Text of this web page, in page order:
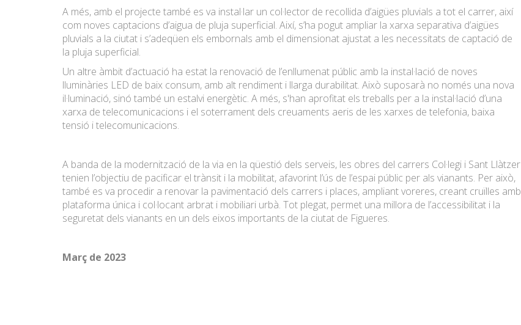
A més, amb el projecte també es va instal·lar un col·lector de recollida d’aigües pluvials a tot el carrer, així
com noves captacions d’aigua de pluja superficial. Així, s’ha pogut ampliar la xarxa separativa d’aigües
pluvials a la ciutat i s’adeqüen els embornals amb el dimensionat ajustat a les necessitats de captació de
la pluja superficial.
Un altre àmbit d’actuació ha estat la renovació de l’enllumenat públic amb la instal·lació de noves
lluminàries LED de baix consum, amb alt rendiment i llarga durabilitat. Això suposarà no només una nova
il·luminació, sinó també un estalvi energètic. A més, s'han aprofitat els treballs per a la instal·lació d’una
xarxa de telecomunicacions i el soterrament dels creuaments aeris de les xarxes de telefonia, baixa
tensió i telecomunicacions.
A banda de la modernització de la via en la qüestió dels serveis, les obres del carrers Col·legi i Sant Llàtzer
tenien l’objectiu de pacificar el trànsit i la mobilitat, afavorint l’ús de l’espai públic per als vianants. Per això,
també es va procedir a renovar la pavimentació dels carrers i places, ampliant voreres, creant cruïlles amb
plataforma única i col·locant arbrat i mobiliari urbà. Tot plegat, permet una millora de l’accessibilitat i la
seguretat dels vianants en un dels eixos importants de la ciutat de Figueres.
Març de 2023